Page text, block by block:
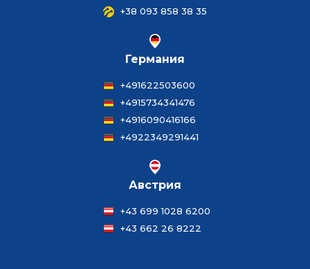
+38 093 858 38 35
Германия
+491622503600
+4915734341476
+4916090416166
+4922349291441
Австрия
+43 699 1028 6200
+43 662 26 8222